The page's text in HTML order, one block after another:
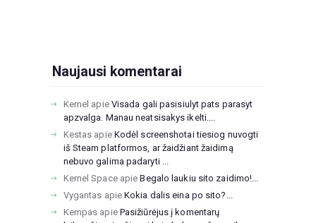
Naujausi komentarai
Kernel apie Visada gali pasisiulyt pats parasyt
apzvalga. Manau neatsisakys ikelti....
Kestas apie Kodėl screenshotai tiesiog nuvogti
iš Steam platformos, ar žaidžiant žaidimą
nebuvo galima padaryti ...
Kernel SpaceapieBegalo laukiu sito zaidimo!...
Vygantas apieKokia dalis eina po sito?...
Kempas apie Pasižiūrėjus į komentarų